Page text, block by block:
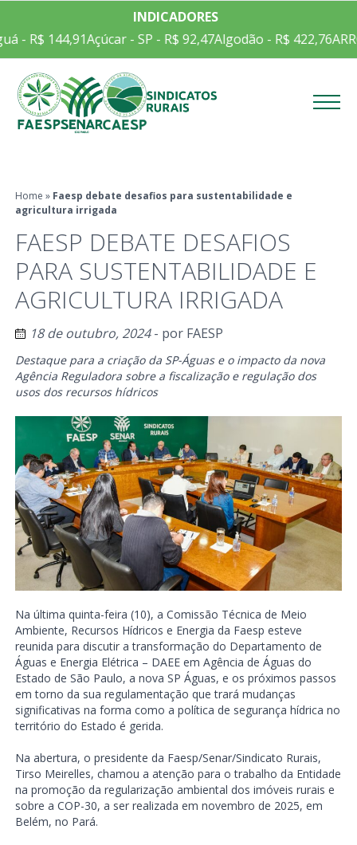
INDICADORES
R$ 144,91Açúcar - SP - R$ 92,47Algodão - R$ 422,76
Home » Faesp debate desafios para sustentabilidade e
agricultura irrigada
FAESP DEBATE DESAFIOS
PARA SUSTENTABILIDADE E
AGRICULTURA IRRIGADA
18 de outubro, 2024- por FAESP
Destaque para a criação da SP-Águas e o impacto da nova
Agência Reguladora sobre a fiscalização e regulação dos
usos dos recursos hídricos
Na última quinta-feira (10), a Comissão Técnica de Meio
Ambiente, Recursos Hídricos e Energia da Faesp esteve
reunida para discutir a transformação do Departamento de
Águas e Energia Elétrica – DAEE em Agência de Águas do
Estado de São Paulo, a nova SP Águas, e os próximos passos
em torno da sua regulamentação que trará mudanças
significativas na forma como a política de segurança hídrica no
território do Estado é gerida.
Na abertura, o presidente da Faesp/Senar/Sindicato Rurais,
Tirso Meirelles, chamou a atenção para o trabalho da Entidade
na promoção da regularização ambiental dos imóveis rurais e
sobre a COP-30, a ser realizada em novembro de 2025, em
Belém, no Pará.